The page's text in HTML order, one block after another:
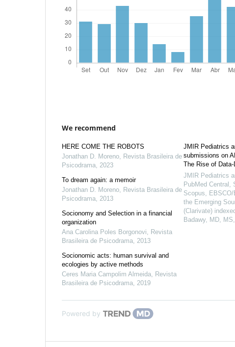
We recommend
HERE COME THE ROBOTS
Jonathan D. Moreno, Revista Brasileira de
Psicodrama, 2023
To dream again: a memoir
Jonathan D. Moreno, Revista Brasileira de
Psicodrama, 2013
Socionomy and Selection in a financial
organization
Ana Carolina Poles Borgonovi, Revista
Brasileira de Psicodrama, 2013
Socionomic acts: human survival and
ecologies by active methods
Ceres Maria Campolim Almeida, Revista
Brasileira de Psicodrama, 2019
JMIR Pediatrics
submissions on
The Rise of
JMIR Pediatrics
PubMed Central,
Scopus,
the Emerging
(Clarivate)
Badawy, MD,
Powered by